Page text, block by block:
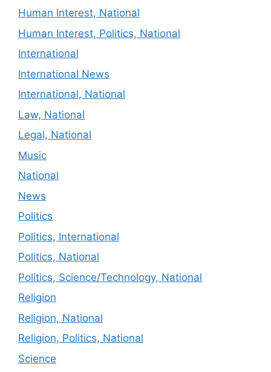
Human Interest, National
Human Interest, Politics, National
International
International News
International, National
Law, National
Legal, National
Music
National
News
Politics
Politics, International
Politics, National
Politics, Science/Technology, National
Religion
Religion, National
Religion, Politics, National
Science